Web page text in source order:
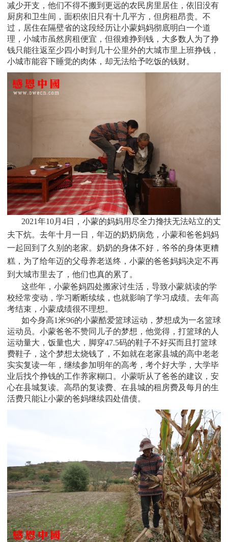
减少开支，他们不得不搬到更远的农民房里居住，依旧没有
厨房和卫生间，面积依旧只有十几平方，但房租昂贵。不
过，居住在隔壁省的这段经历让小蒙妈妈彻底明白一个道
理，小城市虽然房租便宜，但很难挣到钱，大多数人为了挣
钱只能往返至少四小时到几十公里外的大城市里上班挣钱，
小城市能容下睡觉的肉体，却无法给予吃饭的钱财。
2021年10月4日，小蒙的妈妈用尽全力搀扶无法站立的丈
夫下炕。去年十月一日，年迈的奶奶病危，小蒙和爸爸妈妈
一起回到了久别的老家。奶奶的身体不好，爷爷的身体更糟
糕，为了给年迈的父母养老送终，小蒙的爸爸妈妈决定不再
到大城市里去了，他们也真的累了。
这些年，小蒙爸妈四处搬家讨生活，导致小蒙就读的学
校经常变动，学习断断续续，也就影响了学习成绩。去年高
考结束，小蒙成绩很不理想。
如今身高1米96的小蒙酷爱篮球运动，梦想成为一名篮球
运动员。小蒙爸爸不赞同儿子的梦想，他觉得，打篮球的人
运动量大，饭量也大，脚穿47.5码的鞋子不好买而且打篮球
费鞋子，这个梦想太烧钱了，不如就在老家县城的高中老老
实实复读一年，继续参加明年的高考，考个好大学，大学毕
业后找个挣钱的工作养家糊口。小蒙听从了爸爸的建议，安
心在县城复读。高昂的复读费、在县城的租房费及每月的生
活费只能让小蒙的爸妈继续四处借债。